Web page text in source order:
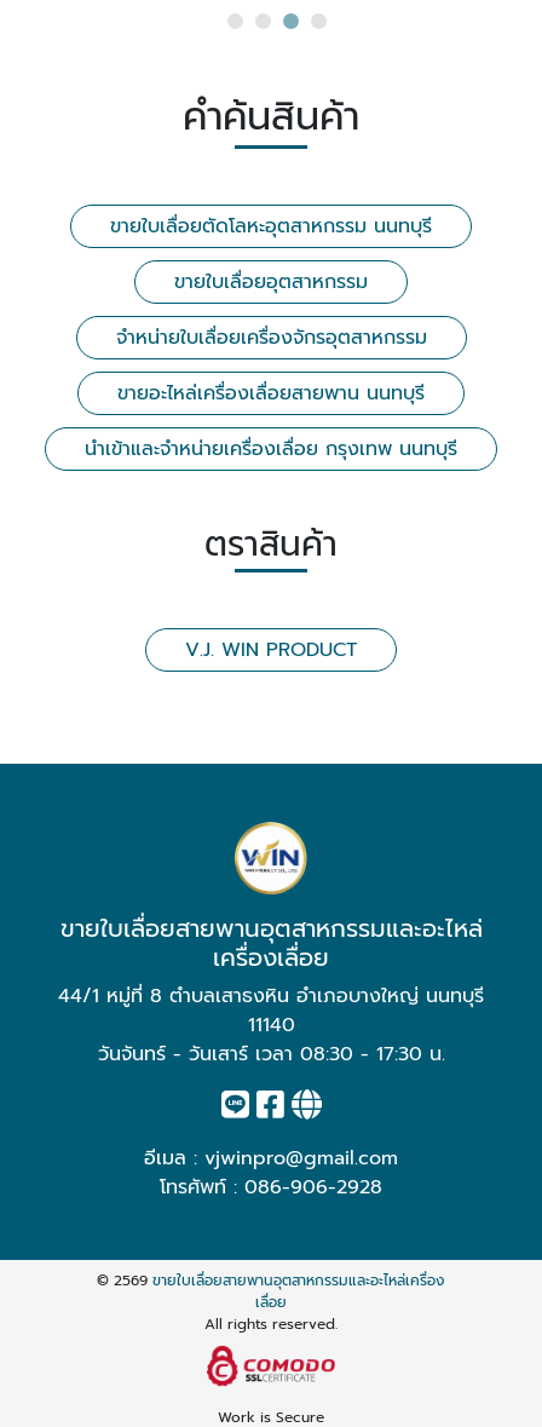
คำค้นสินค้า
ขายใบเลื่อยตัดโลหะอุตสาหกรรม นนทบุรี
ขายใบเลื่อยอุตสาหกรรม
จำหน่ายใบเลื่อยเครื่องจักรอุตสาหกรรม
ขายอะไหล่เครื่องเลื่อยสายพาน นนทบุรี
นำเข้าและจำหน่ายเครื่องเลื่อย กรุงเทพ นนทบุรี
ตราสินค้า
V.J. WIN PRODUCT
ขายใบเลื่อยสายพานอุตสาหกรรมและอะไหล่
เครื่องเลื่อย
44/1 หมู่ที่ 8 ตำบลเสาธงหิน อำเภอบางใหญ่ นนทบุรี
11140
วันจันทร์ - วันเสาร์ เวลา 08:30 - 17:30 น.
อีเมล : vjwinpro@gmail.com
โทรศัพท์ : 086-906-2928
© 2569ขายใบเลื่อยสายพานอุตสาหกรรมและอะไหล่เครื่อง
เลื่อย
All rights reserved.
Work is Secure